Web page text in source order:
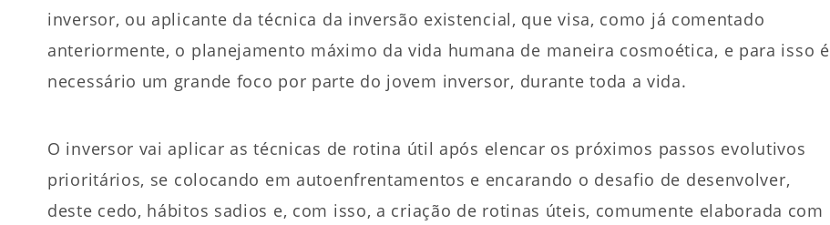
inversor, ou aplicante da técnica da inversão existencial, que visa, como já comentado
anteriormente, o planejamento máximo da vida humana de maneira cosmoética, e para isso é
necessário um grande foco por parte do jovem inversor, durante toda a vida.
O inversor vai aplicar as técnicas de rotina útil após elencar os próximos passos evolutivos
prioritários, se colocando em autoenfrentamentos e encarando o desafio de desenvolver,
deste cedo, hábitos sadios e, com isso, a criação de rotinas úteis, comumente elaborada com